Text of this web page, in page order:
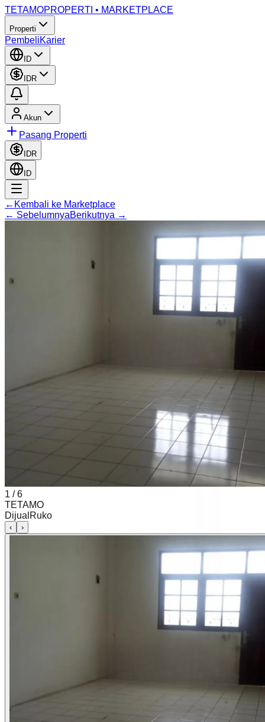
TETAMOPROPERTI • MARKETPLACE
Properti
PembeliKarier
ID
IDR
Akun
Pasang Properti
IDR
ID
← Kembali ke Marketplace
← SebelumnyaBerikutnya →
1 /6
TETAMO
Dijual Ruko
‹ ›